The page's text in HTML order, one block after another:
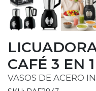
CAFÉ 3 EN
VASOS DE ACERO